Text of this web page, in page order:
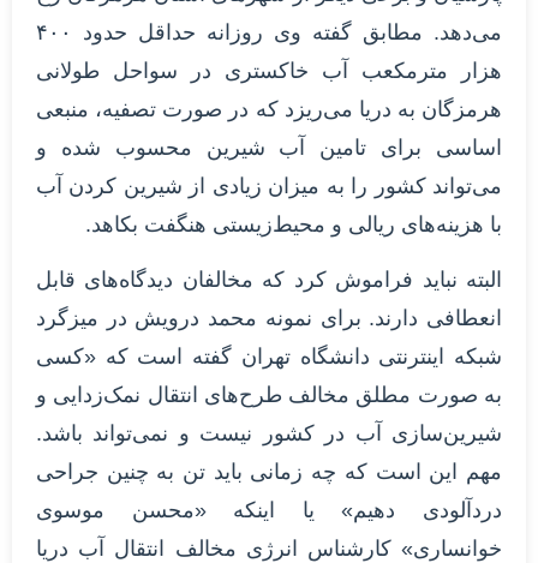
می‌دهد. مطابق گفته وی روزانه حداقل حدود ۴۰۰
هزار مترمکعب آب خاکستری در سواحل طولانی
هرمزگان به دریا می‌ریزد که در صورت تصفیه، منبعی
اساسی برای تامین آب شیرین محسوب شده و
می‌تواند کشور را به میزان زیادی از شیرین کردن آب
با هزینه‌های ریالی و محیط‌زیستی هنگفت بکاهد.
البته نباید فراموش کرد که مخالفان دیدگاه‌های قابل
انعطافی دارند. برای نمونه محمد درویش در میزگرد
شبکه اینترنتی دانشگاه تهران گفته است که «کسی
به صورت مطلق مخالف طرح‌های انتقال نمک‌زدایی و
شیرین‌سازی آب در کشور نیست و نمی‌تواند باشد.
مهم این است که چه زمانی باید تن به چنین جراحی
دردآلودی دهیم» یا اینکه «محسن موسوی
خوانساری» کارشناس انرژی مخالف انتقال آب دریا